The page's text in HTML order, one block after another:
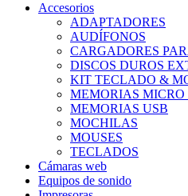
Accesorios
ADAPTADORES
AUDÍFONOS
CARGADORES
DISCOS DUROS
KIT TECLADO &
MEMORIAS MICRO
MEMORIAS USB
MOCHILAS
MOUSES
TECLADOS
Cámaras web
Equipos de sonido